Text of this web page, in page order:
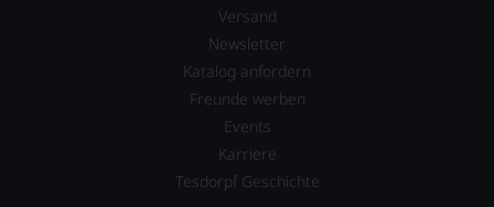
Versand
Newsletter
Katalog anfordern
Freunde werben
Events
Karriere
Tesdorpf Geschichte